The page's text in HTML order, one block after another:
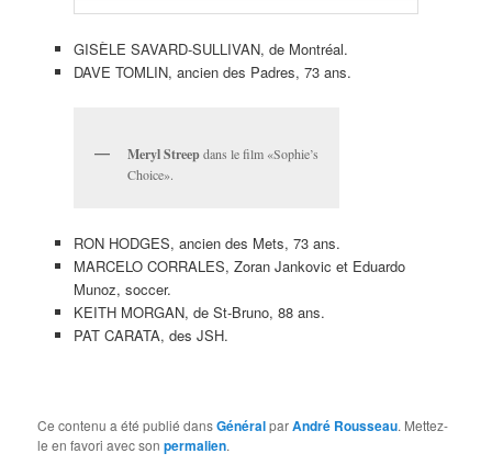
GISÈLE SAVARD-SULLIVAN, de Montréal.
DAVE TOMLIN, ancien des Padres, 73 ans.
Meryl Streepdans le film «Sophie’s
Choice».
RON HODGES, ancien des Mets, 73 ans.
MARCELO CORRALES, Zoran Jankovic et Eduardo
Munoz, soccer.
KEITH MORGAN, de St-Bruno, 88 ans.
PAT CARATA, des JSH.
Ce contenu a été publié dansGénéralparAndré Rousseau. Mettez-
le en favori avec sonpermalien.